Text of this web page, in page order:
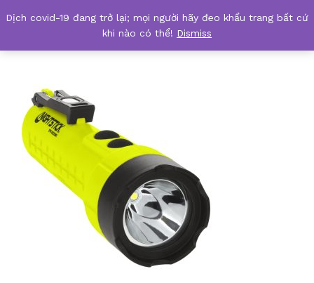
XPR-5522GMX-01
Dịch covid-19 đang trở lại; mọi người hãy đeo khẩu trang bất cứ
khi nào có thể! Dismiss